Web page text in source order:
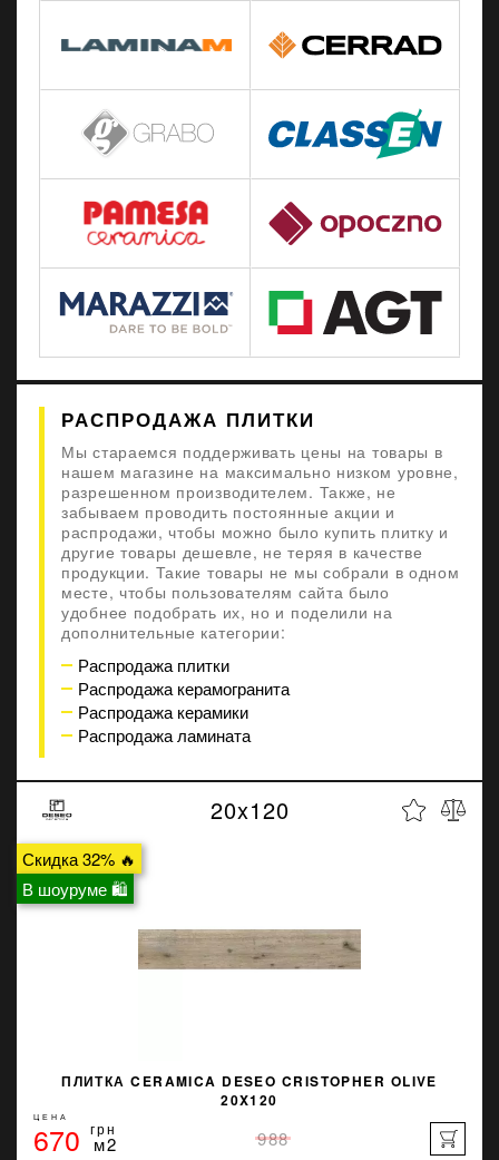
РАСПРОДАЖА ПЛИТКИ
Мы стараемся поддерживать цены на товары в
нашем магазине на максимально низком уровне,
разрешенном производителем. Также, не
забываем проводить постоянные акции и
распродажи, чтобы можно было купить плитку и
другие товары дешевле, не теряя в качестве
продукции. Такие товары не мы собрали в одном
месте, чтобы пользователям сайта было
удобнее подобрать их, но и поделили на
дополнительные категории:
Распродажа плитки
Распродажа керамогранита
Распродажа керамики
Распродажа ламината
Скидка 32% 🔥
В шоуруме 🛍
20x120
ПЛИТКА CERAMICA DESEO CRISTOPHER OLIVE
20X120
ЦЕНА
670 грн
м2 988